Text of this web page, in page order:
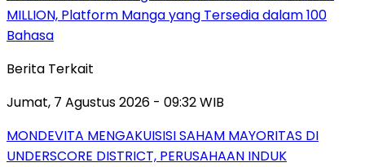
MILLION, Platform Manga yang Tersedia dalam 100
Bahasa
Berita Terkait
Jumat, 7 Agustus 2026 - 09:32 WIB
MONDEVITA MENGAKUISISI SAHAM MAYORITAS DI
UNDERSCORE DISTRICT, PERUSAHAAN INDUK